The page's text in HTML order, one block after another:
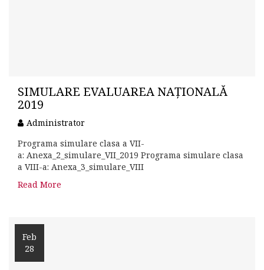
SIMULARE EVALUAREA NAȚIONALĂ
2019
Administrator
Programa simulare clasa a VII-
a: Anexa_2_simulare_VII_2019 Programa simulare clasa
a VIII-a: Anexa_3_simulare_VIII
Read More
Feb
28